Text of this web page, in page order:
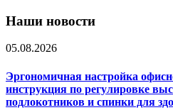
Наши новости
05.08.2026
Эргономичная настройка
инструкция по регулировке
подлокотников и спинки для